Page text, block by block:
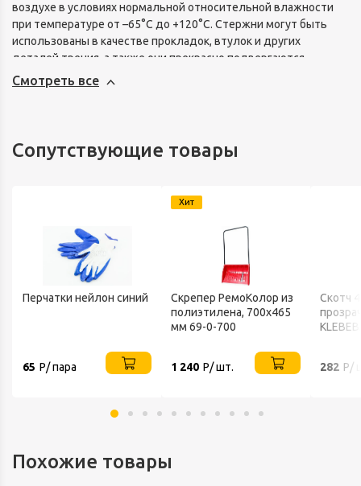
воздухе в условиях нормальной относительной влажности
при температуре от –65°С до +120°С. Стержни могут быть
использованы в качестве прокладок, втулок и других
деталей трения, а также они прекрасно подвергаются
механической обработке. Стержни текстолитовые круглые
ГОСТ 5385-74 поставляются стержни диаметром 8, 13, 18, 25,
Смотреть все
Сопутствующие товары
Перчатки нейлон синий
65 Р/ пара
Хит
Скрепер РемоКолор из
полиэтилена, 700x465
мм 69-0-700
1 240 Р/ шт.
Скотч
282 Р/
Похожие товары